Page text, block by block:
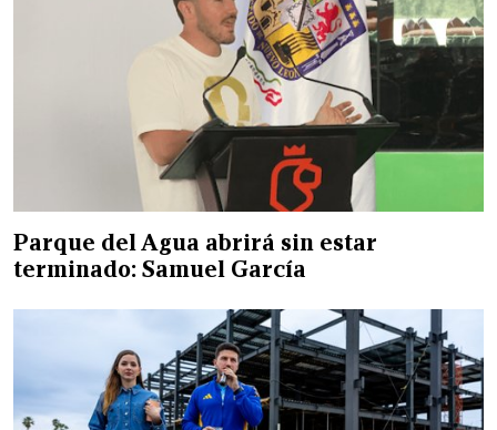
Parque del Agua abrirá sin estar
terminado: Samuel García